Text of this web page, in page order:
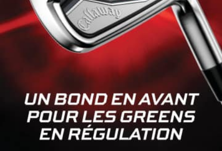
26 JUIN. 2026 | BLOT PLAY9, TOUR 2
Pablo Ereño rejoint John Gough en
tête, Tom Guéant reste en
embuscade
17 MAI. 2026 | CHALLENGE DE CATALUNYA, TOUR 4
Pablo Ereño s’impose, top 10 pour
Clément Sordet